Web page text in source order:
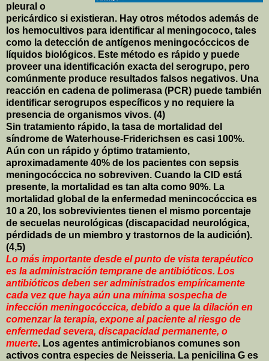
pleural o
pericárdico si existieran. Hay otros métodos además de
los hemocultivos para identificar al meningococo, tales
como la detección de antígenos meningocóccicos de
líquidos biológicos. Este método es rápido y puede
proveer una identificación exacta del serogrupo, pero
comúnmente produce resultados falsos negativos. Una
reacción en cadena de polimerasa (PCR) puede también
identificar serogrupos específicos y no requiere la
presencia de organismos vivos. (4)
Sin tratamiento rápido, la tasa de mortalidad del
síndrome de Waterhouse-Friderichsen es casi 100%.
Aún con un rápido y óptimo tratamiento,
aproximadamente 40% de los pacientes con sepsis
meningocóccica no sobreviven. Cuando la CID está
presente, la mortalidad es tan alta como 90%. La
mortalidad global de la enfermedad menincocóccica es
10 a 20, los sobrevivientes tienen el mismo porcentaje
de secuelas neurológicas (discapacidad neurológica,
pérdidads de un miembro y trastornos de la audición).
(4,5)
Lo más importante desde el punto de vista terapéutico
es la administración temprane de antibióticos. Los
antibióticos deben ser administrados empíricamente
cada vez que haya aún una mínima sospecha de
infección meningocóccica, debido a que la dilación en
comenzar la terapia, expone al paciente al riesgo de
enfermedad severa, discapacidad permanente, o
muerte. Los agentes antimicrobianos comunes son
activos contra especies de Neisseria. La penicilina G es